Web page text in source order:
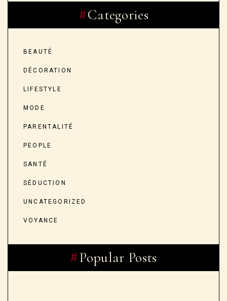
Categories
BEAUTÉ
DÉCORATION
LIFESTYLE
MODE
PARENTALITÉ
PEOPLE
SANTÉ
SÉDUCTION
UNCATEGORIZED
VOYANCE
Popular Posts